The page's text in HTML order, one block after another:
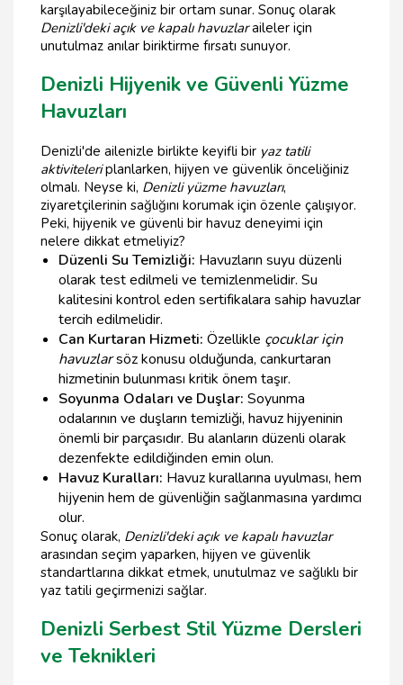
karşılayabileceğiniz bir ortam sunar. Sonuç olarak
Denizli'deki açık ve kapalı havuzlaraileler için
unutulmaz anılar biriktirme fırsatı sunuyor.
Denizli Hijyenik ve Güvenli Yüzme
Havuzları
Denizli'de ailenizle birlikte keyifli bir yaz tatili
aktiviteleriplanlarken, hijyen ve güvenlik önceliğiniz
olmalı. Neyse ki, Denizli yüzme havuzları,
ziyaretçilerinin sağlığını korumak için özenle çalışıyor.
Peki, hijyenik ve güvenli bir havuz deneyimi için
nelere dikkat etmeliyiz?
Düzenli Su Temizliği: Havuzların suyu düzenli
olarak test edilmeli ve temizlenmelidir. Su
kalitesini kontrol eden sertifikalara sahip havuzlar
tercih edilmelidir.
Can Kurtaran Hizmeti: Özellikle çocuklar için
havuzlarsöz konusu olduğunda, cankurtaran
hizmetinin bulunması kritik önem taşır.
Soyunma Odaları ve Duşlar: Soyunma
odalarının ve duşların temizliği, havuz hijyeninin
önemli bir parçasıdır. Bu alanların düzenli olarak
dezenfekte edildiğinden emin olun.
Havuz Kuralları: Havuz kurallarına uyulması, hem
hijyenin hem de güvenliğin sağlanmasına yardımcı
olur.
Sonuç olarak, Denizli'deki açık ve kapalı havuzlar
arasından seçim yaparken, hijyen ve güvenlik
standartlarına dikkat etmek, unutulmaz ve sağlıklı bir
yaz tatili geçirmenizi sağlar.
Denizli Serbest Stil Yüzme Dersleri
ve Teknikleri